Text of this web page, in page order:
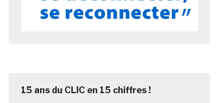
15 ans du CLIC en 15 chiffres !